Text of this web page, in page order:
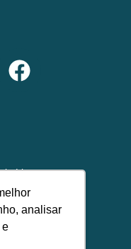
analisar
e
a
c
o
k
Lima